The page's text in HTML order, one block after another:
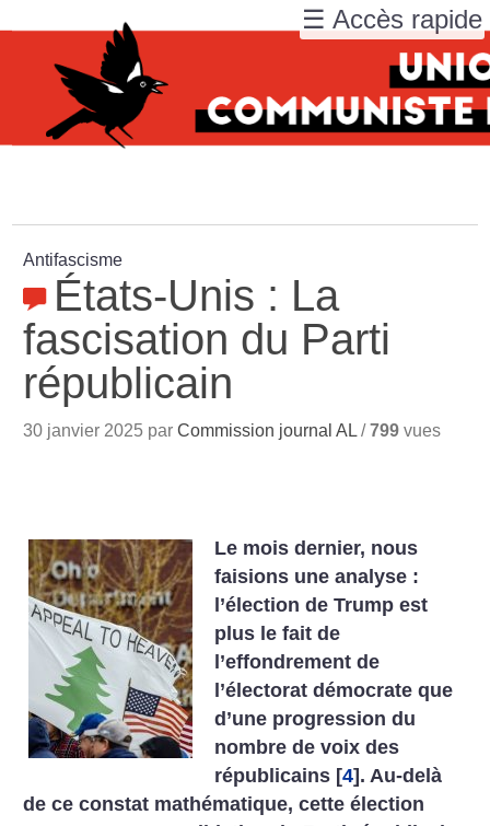
Antifascisme
États-Unis : La
fascisation du Parti
républicain
30 janvier 2025 parCommission journal AL /799 vues
Le mois dernier, nous
faisions une analyse :
l’élection de Trump est
plus le fait de
l’effondrement de
l’électorat démocrate que
d’une progression du
nombre de voix des
républicains [4] . Au-delà
de ce constat mathématique, cette élection
☰ Accès rapide